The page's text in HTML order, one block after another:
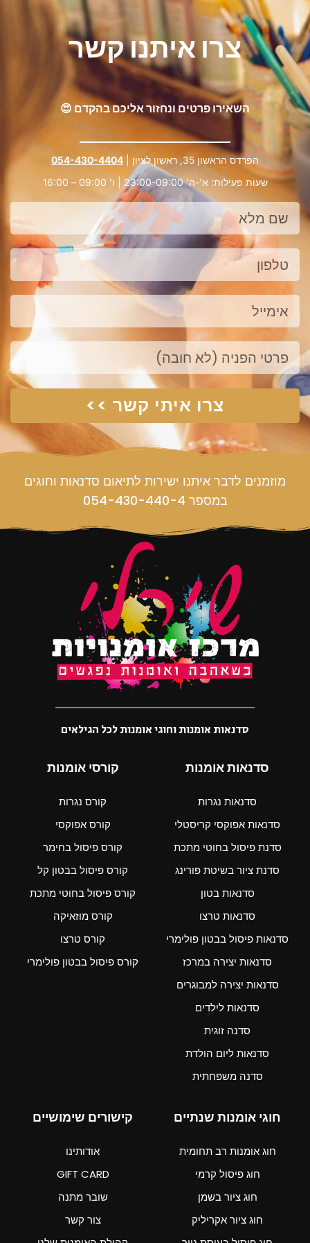
צרו איתנו קשר
השאירו פרטים ונחזור אליכם בהקדם 😍
הפרדס הראשון 35, ראשון לציון |
054-430-4404
שעות פעילות: א’-ה’ 23:00-09:00 | ו’ 09:00 – 16:00
שם
מלא
טלפון
אימייל
פנייה
צרו איתי קשר >>
מוזמנים לדבר איתנו ישירות לתיאום סדנאות וחוגים
במספר 054-430-440-4
סדנאות אומנות וחוגי אומנות לכל הגילאים
סדנאות אומנות
סדנאות נגרות
סדנאות אפוקסי קריסטלי
סדנת פיסול בחוטי מתכת
סדנת ציור בשיטת פורינג
סדנאות בטון
סדנאות טרצו
סדנאות פיסול בבטון פולימרי
סדנאות יצירה במרכז
סדנאות יצירה למבוגרים
סדנאות לילדים
סדנה זוגית
סדנאות ליום הולדת
סדנה משפחתית
קורסי אומנות
קורס נגרות
קורס אפוקסי
קורס פיסול בחימר
קורס פיסול בבטון קל
קורס פיסול בחוטי מתכת
קורס מוזאיקה
קורס טרצו
קורס פיסול בבטון פולימרי
חוגי אומנות שנתיים
חוג אומנות רב תחומית
חוג פיסול קרמי
חוג ציור בשמן
חוג ציור אקריליק
קישורים שימושיים
אודותינו
GIFT CARD
שובר מתנה
צור קשר